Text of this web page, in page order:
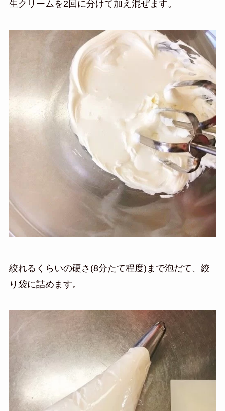
生クリームを2回に分けて加え混ぜます。
絞れるくらいの硬さ(8分たて程度)まで泡だて、 絞
り袋に詰めます。